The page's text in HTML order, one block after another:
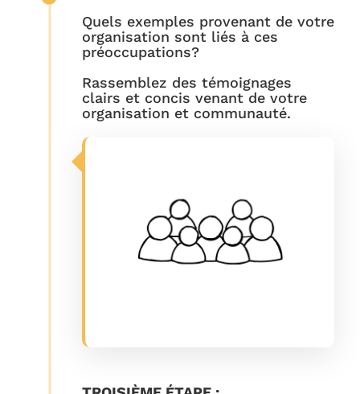
Quels exemples provenant de votre
organisation sont liés à ces
préoccupations?
Rassemblez des témoignages
clairs et concis venant de votre
organisation et communauté.